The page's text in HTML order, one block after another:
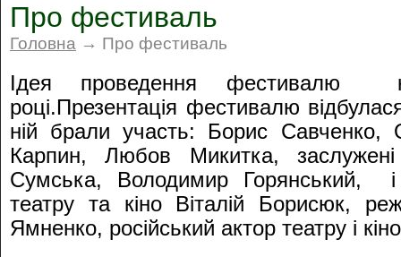
Про фестиваль
Головна → Про фестиваль
Ідея проведення фестивалю
році.Презентація фестивалю
ній брали участь: Борис Савченко,
Карпин, Любов Микитка,
Сумська, Володимир Горянський, і
театру та кіно Віталій Борисюк,
Ямненко, російський актор театру і